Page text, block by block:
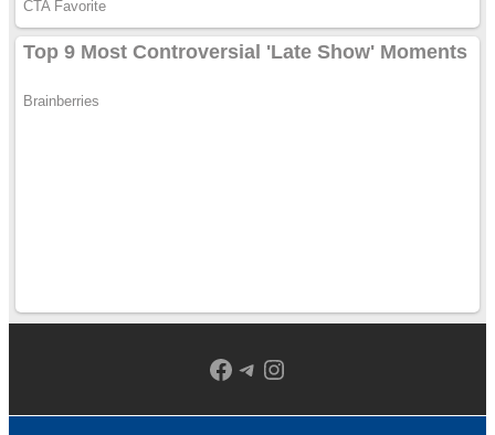
Facebook
Telegram
Instagram